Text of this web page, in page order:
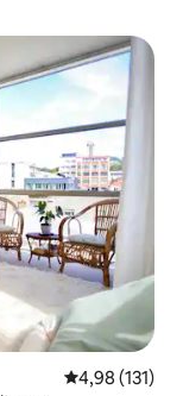
4,98 (131)